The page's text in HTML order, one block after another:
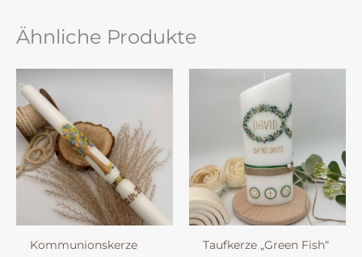
Ähnliche Produkte
Kommunionskerze
Taufkerze „Green Fish“